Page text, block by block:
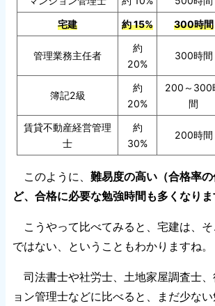
宅建
約 15% 300時間
管理業務主任者
約
20%
300時間
簿記2級
約
20%
200～300
間
賃貸不動産経営管理
士
約
30%
200時間
このように、 難易度の高い（合格率
ど、合格に必要な勉強時間も多くなり
こうやって比べてみると、宅建は、
ではない、ということもわかりますね。
司法書士や社労士、土地家屋調査士
ョン管理士などに比べると、まだ少な